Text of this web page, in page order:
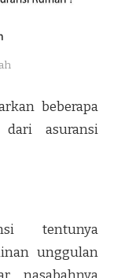
beberapa
asuransi
tentunya
unggulan